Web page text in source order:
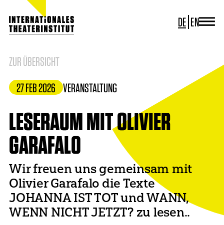
DE EN
ITI GERMANY
ITI WORLDWIDE
ZUR ÜBERSICHT
27 FEB 2026 VERANSTALTUNG
LESERAUM MIT OLIVIER
GARAFALO
Wir freuen uns gemeinsam mit
Olivier Garafalo die Texte
JOHANNA IST TOT und WANN,
WENN NICHT JETZT? zu lesen..